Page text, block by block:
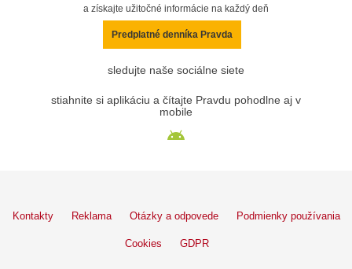
a získajte užitočné informácie na každý deň
Predplatné denníka Pravda
sledujte naše sociálne siete
stiahnite si aplikáciu a čítajte Pravdu pohodlne aj v
mobile
Kontakty Reklama Otázky a odpovede Podmienky používania
Cookies GDPR